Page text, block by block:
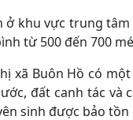
ở khu vực trung
từ 500 đến 700
xã Buôn Hồ có
đất canh tác và
sinh được bảo